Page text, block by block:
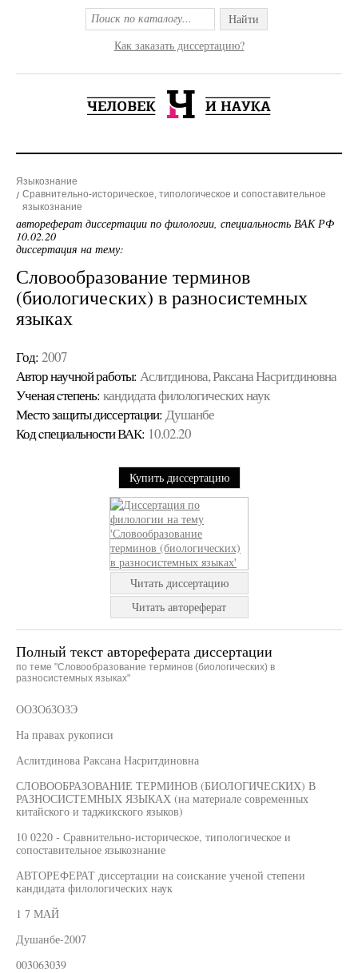
Найти
Как заказать диссертацию?
Языкознание
Сравнительно-историческое, типологическое и сопоставительное
языкознание
автореферат диссертации по филологии, специальность ВАК РФ
10.02.20
диссертация на тему:
Словообразование терминов
(биологических) в разносистемных
языках
Год: 2007
Автор научной работы: Аслитдинова, Раксана Насритдиновна
Ученая cтепень: кандидата филологических наук
Место защиты диссертации: Душанбе
Код cпециальности ВАК: 10.02.20
Купить диссертацию
Читать диссертацию
Читать автореферат
Полный текст автореферата диссертации
по теме "Словообразование терминов (биологических) в
разносистемных языках"
ООЗОбЗОЗЭ
На правах рукописи
Аслитдинова Раксана Насритдиновна
СЛОВООБРАЗОВАНИЕ ТЕРМИНОВ (БИОЛОГИЧЕСКИХ) В
РАЗНОСИСТЕМНЫХ ЯЗЫКАХ (на материале современных
китайского и таджикского языков)
10 0220 - Сравнительно-историческое, типологическое и
сопоставительное языкознание
АВТОРЕФЕРАТ диссертации на соискание ученой степени
кандидата филологических наук
1 7 МАЙ
Душанбе-2007
003063039